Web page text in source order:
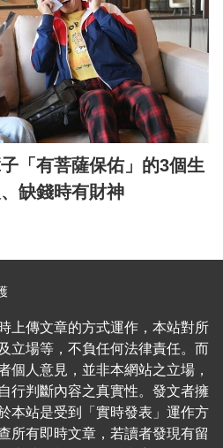
「有菩薩保佑」的3個生
缺錢時有財神
上傳文章的方式運作，本站對所
立場等，不負任何法律責任。而
個人意見，並非本網站之立場，
行判斷內容之真實性。發文者擁
本站是受到「實時發表」運作方
所有即時文章，若讀者發現有留